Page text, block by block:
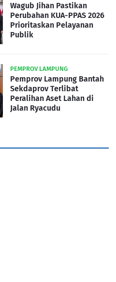
Wagub Jihan Pastikan
Perubahan KUA-PPAS 2026
Prioritaskan Pelayanan
Publik
PEMPROV LAMPUNG
Pemprov Lampung Bantah
Sekdaprov Terlibat
Peralihan Aset Lahan di
Jalan Ryacudu